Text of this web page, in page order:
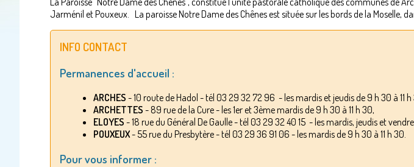
Jarménil et Pouxeux. La paroisse Notre Dame des Chênes est située sur les bords de la Moselle,
INFO CONTACT
Permanences d'accueil :
ARCHES - 10 route de Hadol - tél 03 29 32 72 96 - les mardis et jeudis de 9 h 30 à 11 h
ARCHETTES - 89 rue de la Cure - les 1er et 3ème mardis de 9 h 30 à 11 h 30,
ELOYES - 18 rue du Général De Gaulle - tél 03 29 32 40 15 - les mardis, jeudis et
POUXEUX- 55 rue du Presbytère - tél 03 29 36 91 06 - les mardis de 9 h 30 à 11 h 30.
Pour vous informer :